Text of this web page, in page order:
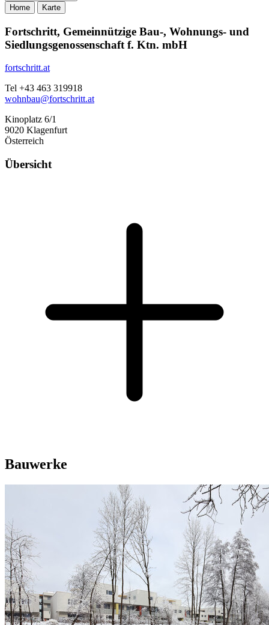
Home Karte
Fortschritt, Gemeinnützige Bau-, Wohnungs- und
Siedlungsgenossenschaft f. Ktn. mbH
fortschritt.at
Tel +43 463 319918
wohnbau@fortschritt.at
Kinoplatz 6/1
9020 Klagenfurt
Österreich
Übersicht
Bauwerke